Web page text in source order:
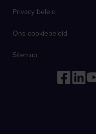
Privacy beleid
Ons cookiebeleid
Sitemap